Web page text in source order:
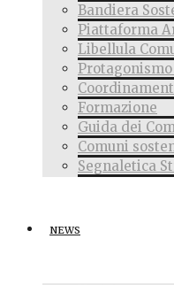
Bandiera
Piattaforma
Libellula
Formazione
Guida dei
Comuni
Segnaletica
NEWS